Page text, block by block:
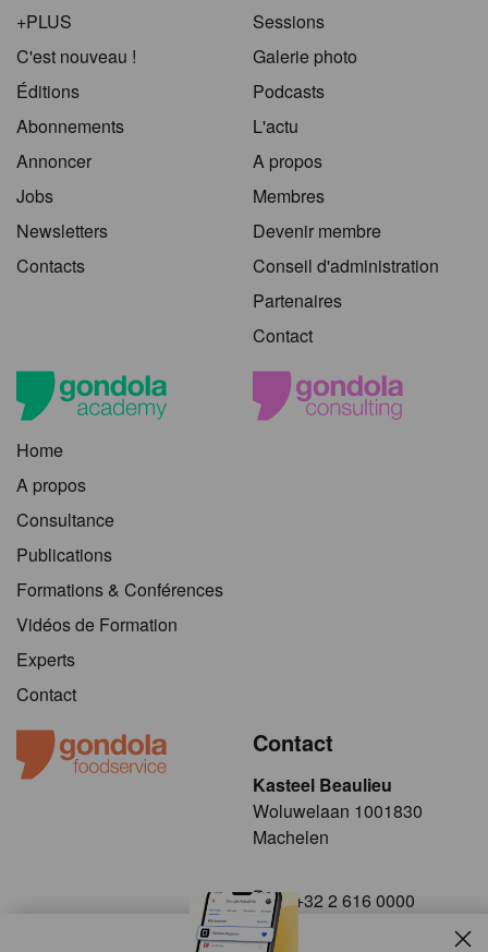
+PLUS
C'est nouveau !
Éditions
Abonnements
Annoncer
Jobs
Newsletters
Contacts
Sessions
Galerie photo
Podcasts
L'actu
A propos
Membres
Devenir membre
Conseil d'administration
Partenaires
Contact
Home
A propos
Consultance
Publications
Formations & Conférences
Vidéos de Formation
Experts
Contact
Contact
Kasteel Beaulieu
​​​Woluwelaan 1001830
Machelen
+32 2 616 0000